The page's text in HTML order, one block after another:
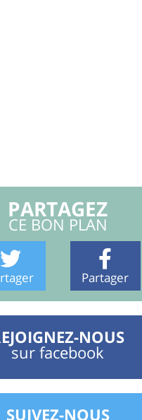
PARTAGEZ
CE BON PLAN
Partager
NOUS
sur facebook
SUIVEZ-NOUS